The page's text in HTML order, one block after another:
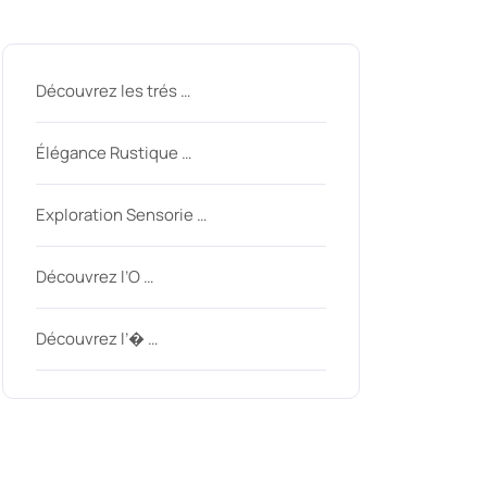
Découvrez les trés …
Élégance Rustique …
Exploration Sensorie …
Découvrez l’O …
Découvrez l’� …